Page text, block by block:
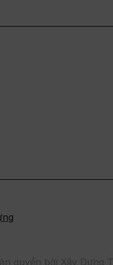
quyền bởi Xây Dựng